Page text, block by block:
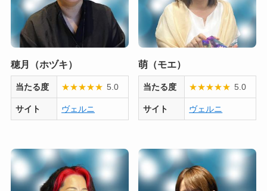
穂月（ホヅキ）
当たる度 ★★★★★ 5.0
サイト ヴェルニ
萌（モエ）
当たる度 ★★★★★ 5.0
サイト ヴェルニ